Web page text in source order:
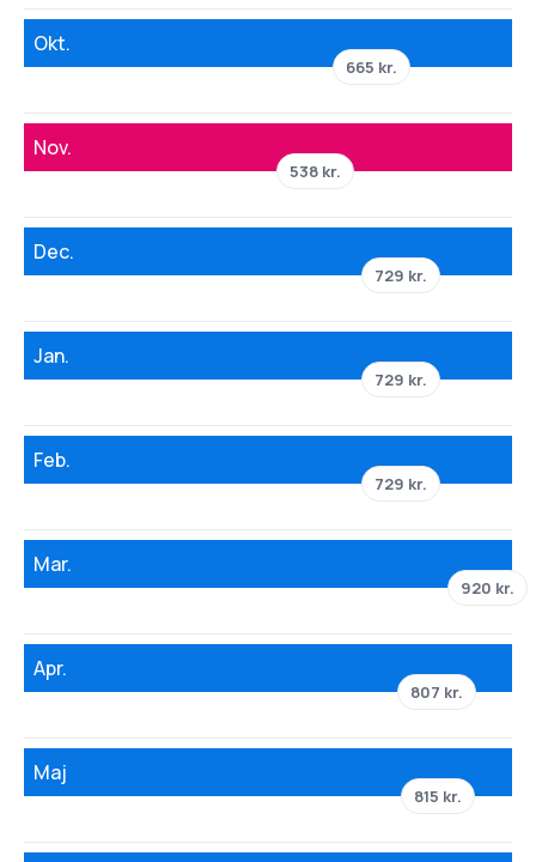
Okt.
665 kr.
Nov.
538 kr.
Dec.
729 kr.
Jan.
729 kr.
Feb.
729 kr.
Mar.
920 kr.
Apr.
807 kr.
Maj
815 kr.